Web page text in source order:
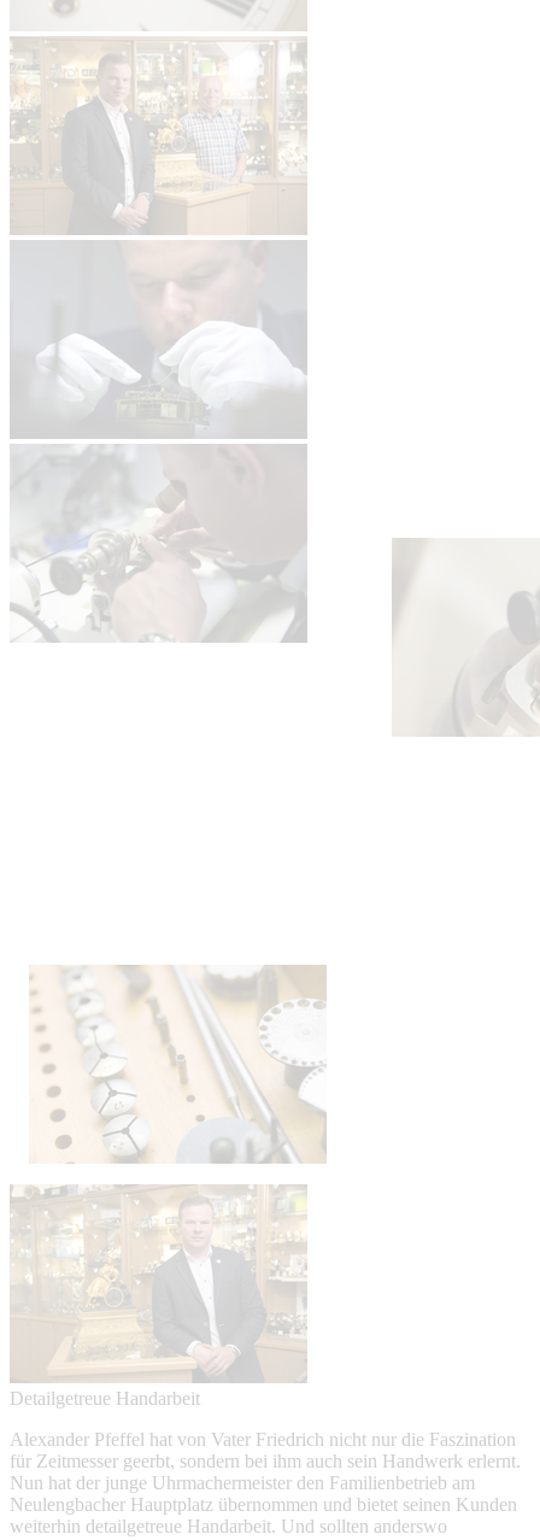
Detailgetreue Handarbeit
Alexander Pfeffel hat von Vater Friedrich nicht nur die Faszination
für Zeitmesser geerbt, sondern bei ihm auch sein Handwerk erlernt.
Nun hat der junge Uhrmachermeister den Familienbetrieb am
Neulengbacher Hauptplatz übernommen und bietet seinen Kunden
weiterhin detailgetreue Handarbeit. Und sollten anderswo